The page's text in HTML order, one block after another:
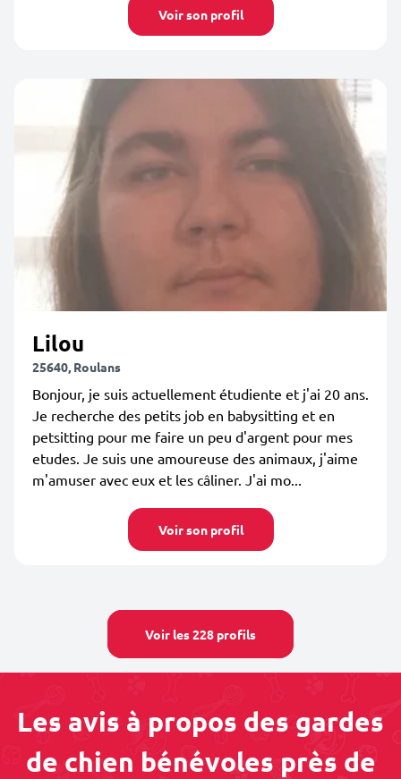
Voir son profil
Lilou
25640, Roulans
Bonjour, je suis actuellement étudiente et j'ai 20 ans.
Je recherche des petits job en babysitting et en
petsitting pour me faire un peu d'argent pour mes
etudes. Je suis une amoureuse des animaux, j'aime
m'amuser avec eux et les câliner. J'ai mo...
Voir son profil
Voir les 228 profils
Les avis à propos des gardes
de chien bénévoles près de